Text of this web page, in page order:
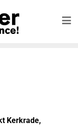
Kerkrade,